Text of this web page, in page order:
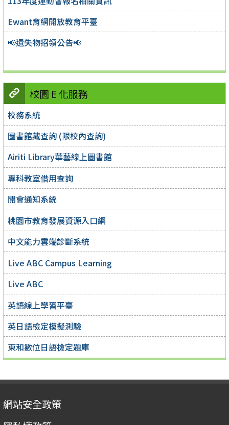
Ewant育網開放教育平臺
📢遺失物招領公告📢
校園 E 化服務
校務系統
圖書館藏查詢 (限校內查詢)
Airiti Library華藝線上圖書館
專科教室借用查詢
開會通知系統
桃園市教育發展資源入口網
中文能力雲端診斷系統
Live ABC Campus Learning
Live ABC
英語線上學習平臺
英日語檢定模擬測驗
東和數位日語檢定題庫
網站安全政策